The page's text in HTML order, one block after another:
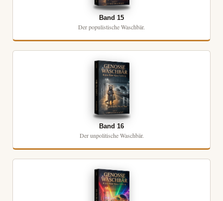
Band 15
Der populistische Waschbär.
Band 16
Der unpolitische Waschbär.